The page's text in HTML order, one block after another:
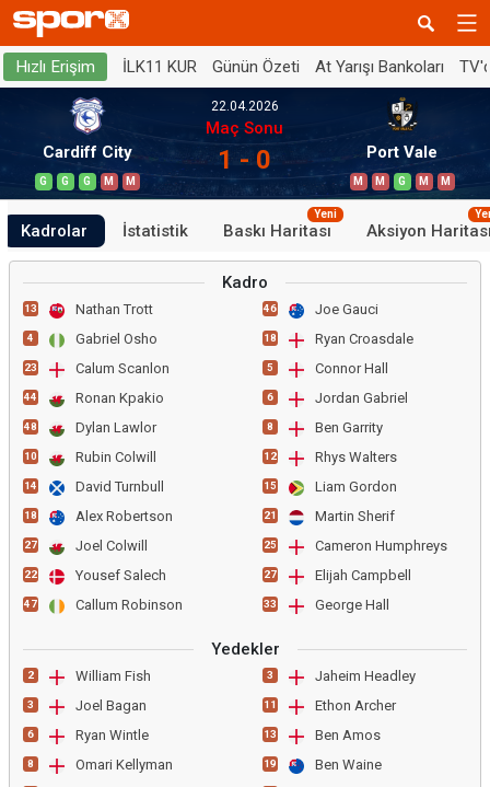
Hızlı Erişim İLK11 KUR Günün Özeti At Yarışı Bankoları
Cardiff City
G G G M M
22.04.2026
Maç Sonu
1 - 0 Port Vale
M M G M M
Kadrolar İstatistik Baskı Haritası
Yeni
Aksiyon
Kadro
13 Nathan Trott
4 Gabriel Osho
23 Calum Scanlon
44 Ronan Kpakio
48 Dylan Lawlor
10 Rubin Colwill
14 David Turnbull
18 Alex Robertson
27 Joel Colwill
22 Yousef Salech
47 Callum Robinson
46 Joe Gauci
18 Ryan Croasdale
5 Connor Hall
6 Jordan Gabriel
8 Ben Garrity
12 Rhys Walters
15 Liam Gordon
21 Martin Sherif
25 Cameron Humphreys
27 Elijah Campbell
33 George Hall
Yedekler
2 William Fish
3 Joel Bagan
6 Ryan Wintle
8 Omari Kellyman
3 Jaheim Headley
11 Ethon Archer
13 Ben Amos
19 Ben Waine